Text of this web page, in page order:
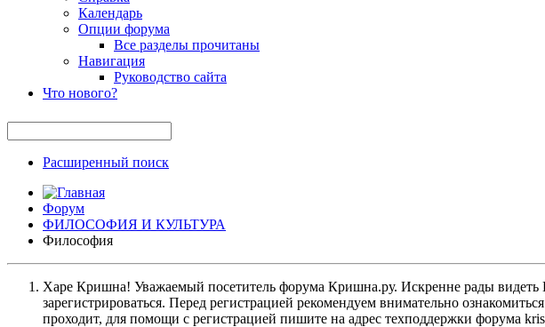
Календарь
Опции форума
Все разделы прочитаны
Навигация
Руководство сайта
Что нового?
Расширенный поиск
Форум
ФИЛОСОФИЯ И КУЛЬТУРА
Философия
Харе Кришна! Уважаемый посетитель форума Кришна.ру. Искренне рады видеть
зарегистрироваться. Перед регистрацией рекомендуем внимательно
проходит, для помощи с регистрацией пишите на адрес техподдержки форума